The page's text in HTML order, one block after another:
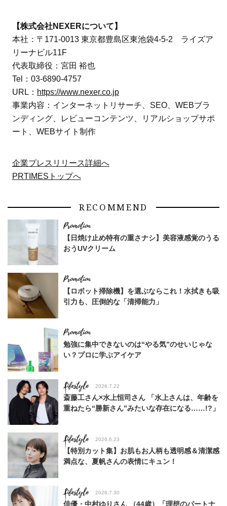
【株式会社NEXERについて】
本社：〒171-0013 東京都豊島区東池袋4-5-2 ライズア
リーナビル11F
代表取締役：宮田 裕也
Tel：03-6890-4757
URL： https://www.nexer.co.jp
事業内容：インターネットリサーチ、SEO、WEBブラ
ンディング、レビューコンテンツ、リアルショップサポ
ート、WEBサイト制作
企業プレスリリース詳細へ
PRTIMESトップへ
RECOMMEND
【日焼け止め特有の重さナシ】美容液感覚のうる
おうUVクリーム
【ロボット掃除機】を選ぶならこれ！水拭きも吸
引力も、圧倒的な「清掃能力」
勉強に集中できないのは“やる気”のせいじゃな
い？プロに学ぶアイケア
Lifestyle 2026.7.22
斎藤工さん×水上恒司さん 「水上さんは、年齢を
重ねたら“勝新さん”みたいな存在になる……!?」
Lifestyle 2026.6.23
【特別カット集】お肌もお人柄も透明感＆清潔感
満点な、夏帆さんの表情にキュン！
Lifestyle 2026.7.30
俳優・中村ゆりさん （44歳）「理想のパートナ